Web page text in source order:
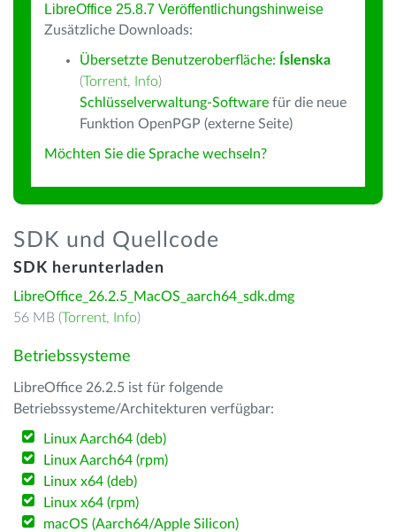
LibreOffice 25.8.7 Veröffentlichungshinweise
Zusätzliche Downloads:
Übersetzte Benutzeroberfläche:
Íslenska
(Torrent, Info)
Schlüsselverwaltung-Software für die neue
Funktion OpenPGP (externe Seite)
Möchten Sie die Sprache wechseln?
SDK und Quellcode
SDK herunterladen
LibreOffice_26.2.5_MacOS_aarch64_sdk.dmg
56 MB (Torrent, Info)
Betriebssysteme
LibreOffice 26.2.5 ist für folgende
Betriebssysteme/Architekturen verfügbar:
Linux Aarch64 (deb)
Linux Aarch64 (rpm)
Linux x64 (deb)
Linux x64 (rpm)
macOS (Aarch64/Apple Silicon)